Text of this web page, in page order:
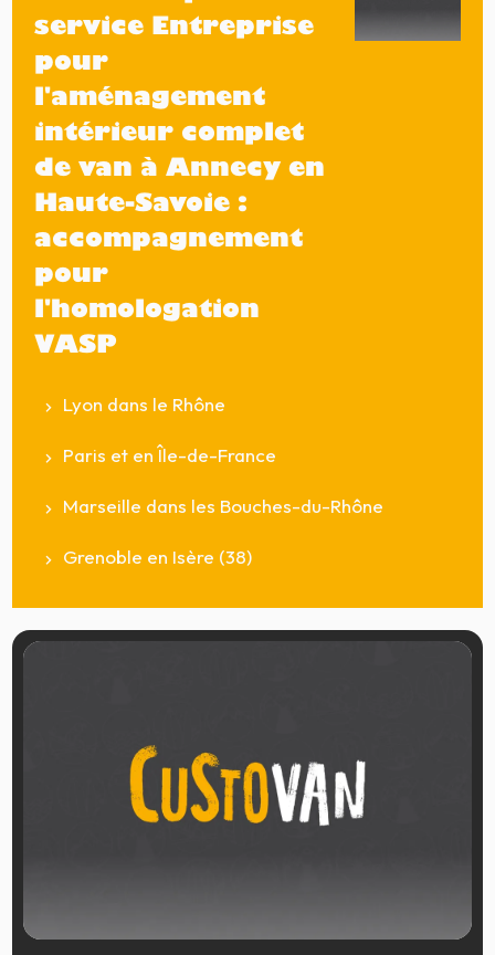
service Entreprise
pour
l'aménagement
intérieur complet
de van à Annecy en
Haute-Savoie :
accompagnement
pour
l'homologation
VASP
Lyon dans le Rhône
Paris et en Île-de-France
Marseille dans les Bouches-du-Rhône
Grenoble en Isère (38)